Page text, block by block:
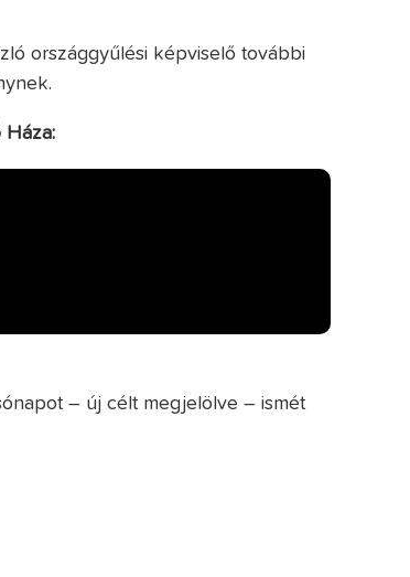
országgyűlési képviselő további
Háza:
– új célt megjelölve – ismét